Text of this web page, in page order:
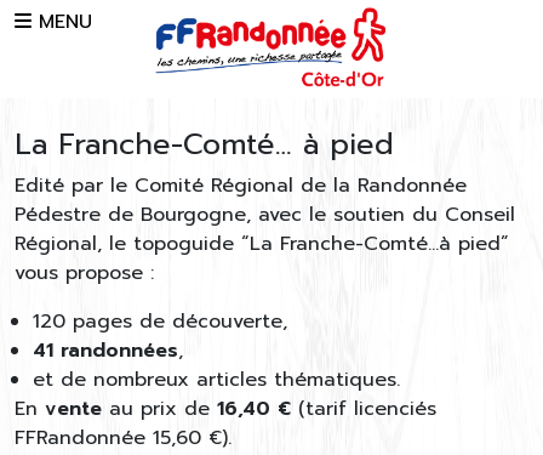
Skip to main content
MENU
La Franche-Comté… à pied
Edité par le Comité Régional de la Randonnée
Pédestre de Bourgogne, avec le soutien du Conseil
Régional, le topoguide “La Franche-Comté…à pied”
vous propose :
120 pages de découverte,
41 randonnées,
et de nombreux articles thématiques.
En vente au prix de 16,40 € (tarif licenciés
FFRandonnée 15,60 €).